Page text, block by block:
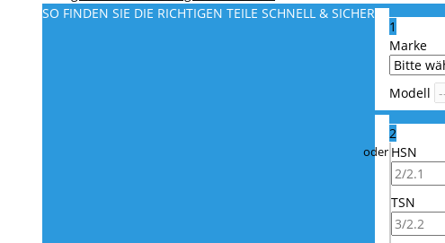
SO FINDEN SIE DIE RICHTIGEN TEILE SCHNELL & SICHER
1
Marke
Modell
2
HSN
TSN